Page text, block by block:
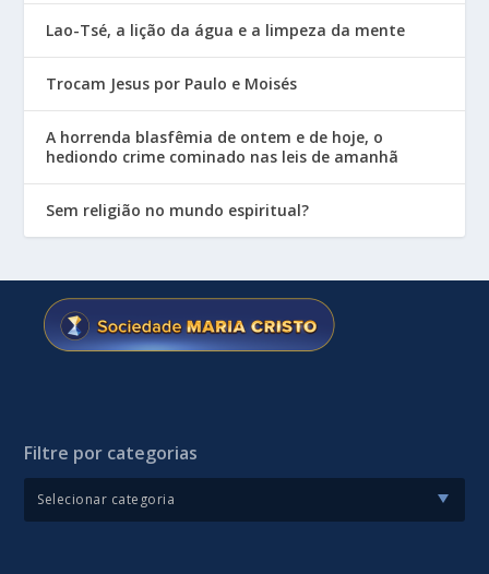
Lao-Tsé, a lição da água e a limpeza da mente
Trocam Jesus por Paulo e Moisés
A horrenda blasfêmia de ontem e de hoje, o
hediondo crime cominado nas leis de amanhã
Sem religião no mundo espiritual?
Filtre por categorias